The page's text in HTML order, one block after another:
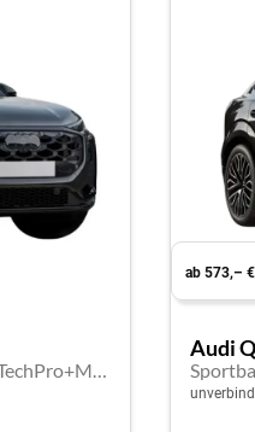
Sportback NEU TFSI quattro S line Pano+TechPro+Matrix+AHK+HUD+Alu20+KlimaPlus+DCC+SONOS
ab 573,–
Audi